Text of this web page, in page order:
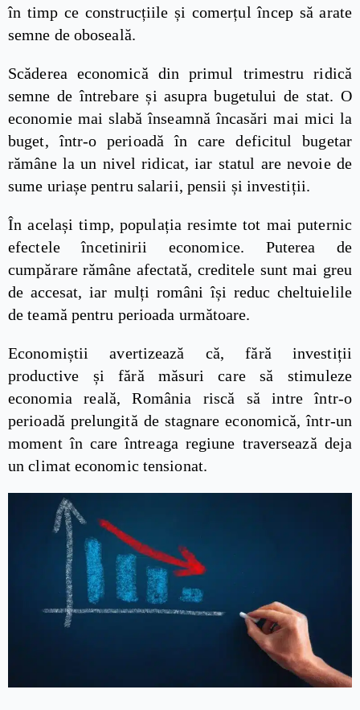
în timp ce construcțiile și comerțul încep să arate
semne de oboseală.
Scăderea economică din primul trimestru ridică
semne de întrebare și asupra bugetului de stat. O
economie mai slabă înseamnă încasări mai mici la
buget, într-o perioadă în care deficitul bugetar
rămâne la un nivel ridicat, iar statul are nevoie de
sume uriașe pentru salarii, pensii și investiții.
În același timp, populația resimte tot mai puternic
efectele încetinirii economice. Puterea de
cumpărare rămâne afectată, creditele sunt mai greu
de accesat, iar mulți români își reduc cheltuielile
de teamă pentru perioada următoare.
Economiștii avertizează că, fără investiții
productive și fără măsuri care să stimuleze
economia reală, România riscă să intre într-o
perioadă prelungită de stagnare economică, într-un
moment în care întreaga regiune traversează deja
un climat economic tensionat.